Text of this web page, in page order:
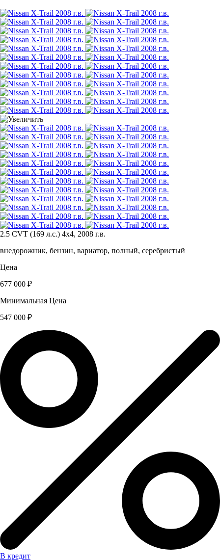
2.5 CVT (169 л.с.) 4x4, 2008 г.в.
внедорожник, бензин, вариатор, полный, серебристый
Цена
677 000 ₽
Минимальная Цена
547 000 ₽
В кредит